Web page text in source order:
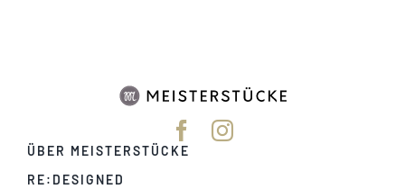
ÜBER MEISTERSTÜCKE
RE:DESIGNED